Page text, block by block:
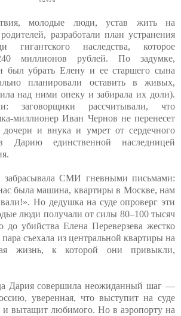
молодые люди, устав жить на
разработали план устранения
гигантского наследства, которое
миллионов рублей. По задумке,
был убрать Елену и ее старшего сына
планировали оставить в живых,
над ними опеку и забирала их доли).
заговорщики рассчитывали, что
миллионер Иван Чернов не перенесет
дочери и внука и умрет от сердечного
Дарию единственной наследницей
СМИ гневными письмами:
была машина, квартиры в Москве, нам
Но дедушка на суде опроверг эти
люди получали от силы 80–100 тысяч
до убийства Елена Переверзева жестко
съехала из центральной квартиры на
жизнь, к которой они привыкли,
Дария совершила неожиданный шаг —
уверенная, что выступит на суде
и вытащит любимого. Но в аэропорту на